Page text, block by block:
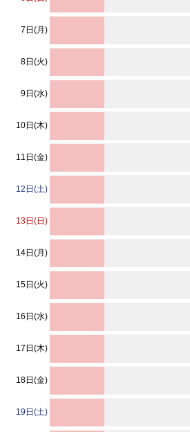
7日(月)
8日(火)
9日(水)
10日(木)
11日(金)
12日(土)
13日(日)
14日(月)
15日(火)
16日(水)
17日(木)
18日(金)
19日(土)